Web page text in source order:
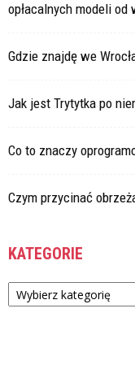
opłacalnych modeli
Gdzie znajdę we
Jak jest Trytytka po
Co to znaczy
Czym przycinać
KATEGORIE
Kategorie